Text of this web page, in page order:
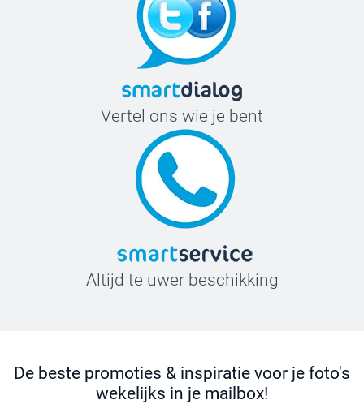
Vertel ons wie je bent
Altijd te uwer beschikking
De beste promoties & inspiratie voor je foto's
wekelijks in je mailbox!